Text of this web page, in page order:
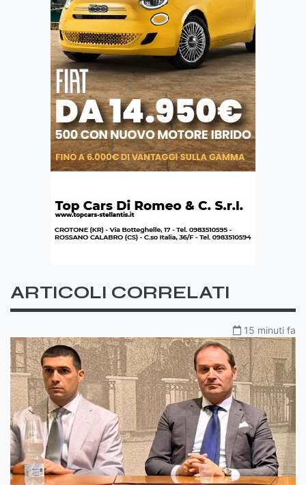
ARTICOLI CORRELATI
15 minuti fa